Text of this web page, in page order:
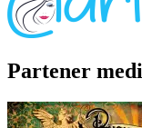
Partener